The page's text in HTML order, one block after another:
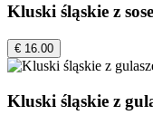
Kluski śląskie z
€ 16.00
Kluski śląskie z